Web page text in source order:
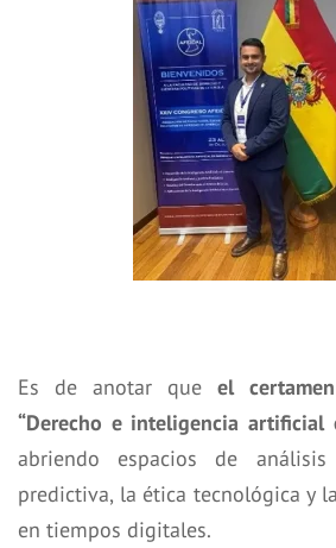
Es de anotar que el certamen
“Derecho e inteligencia artificial
abriendo espacios de
predictiva, la ética tecnológica y
en tiempos digitales.